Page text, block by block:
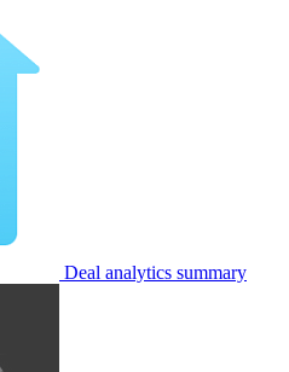
Deal analytics summary